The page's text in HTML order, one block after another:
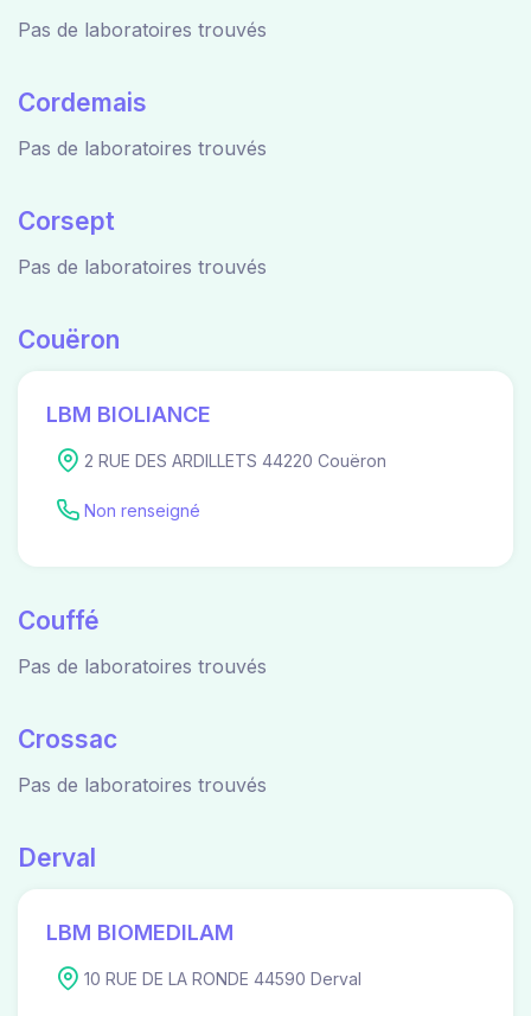
Pas de laboratoires trouvés
Cordemais
Pas de laboratoires trouvés
Corsept
Pas de laboratoires trouvés
Couëron
LBM BIOLIANCE
2 RUE DES ARDILLETS 44220 Couëron
Non renseigné
Couffé
Pas de laboratoires trouvés
Crossac
Pas de laboratoires trouvés
Derval
LBM BIOMEDILAM
10 RUE DE LA RONDE 44590 Derval